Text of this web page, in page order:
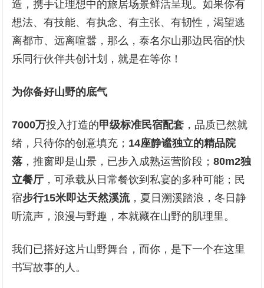
造，携手让理想中的旅居场景鲜活呈现。如果你有
想法、有技能、有执念、有主张、有韧性，渴望逃
离都市、远离喧嚣，那么，泰名尔山那边民宿的快
乐同行伙伴共创计划，就是在等你！
为你备好山野的底气
7000万投入打造的甲级标准民宿配套 ，品质已然就
绪，只待你的创意填充； 14座静谧独立的精品院
落 ，推窗即是山景，已步入成熟运营阶段；80m2独
立餐厅 ，可承载从日常餐饮到私宴的多种可能；民
宿步行15米即达天然溪流，夏日溯溪踏浪，冬日静
听流声，浪漫与野趣，本就藏在山野的肌理里。
我们已搭好这片山野舞台，而你，是下一个在这里
书写故事的人。